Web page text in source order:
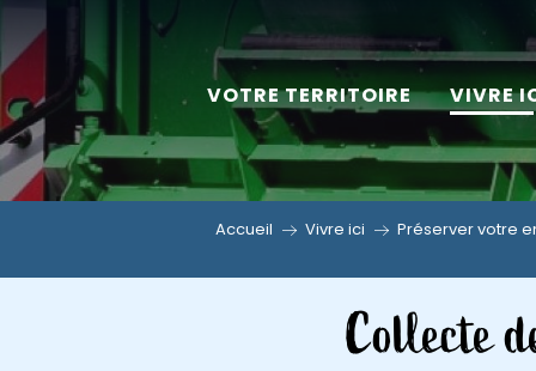
Aller
au
contenu
principal
VOTRE TERRITOIRE VIVRE
Accueil Vivre ici Préserver votre
Collecte